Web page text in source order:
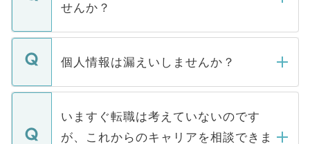
下記の理由によって、一般には公開してい
ません。
■応募殺到を避けるため 人気のある医療機
関を公にしてしまうと、応募が殺到する場
に、医療機関が求める条件に合った人材の
みを人材紹介会社に依頼するケースが増え
せんか？
転職・入職を強要することは一切ありませ
ん。また、仮に応募先から内定をいただい
定を承諾する必要はありません。内定先へ
の辞退の連絡はキャリアパートナーが行い
個人情報は漏えいしませんか？
個人情報が漏えいすることはありませんの
で、ご安心ください。当サイトからの登録
などで収集したご登録者様の個人情報は、
いますぐ転職は考えていないのです
が、これからのキャリアを相談できま